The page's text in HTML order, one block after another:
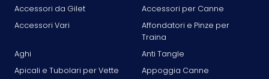
Accessori da Gilet
Accessori per Canne
Accessori Vari
Affondatori e Pinze per
Traina
Aghi
Anti Tangle
Apicali e Tubolari per Vette
Appoggia Canne